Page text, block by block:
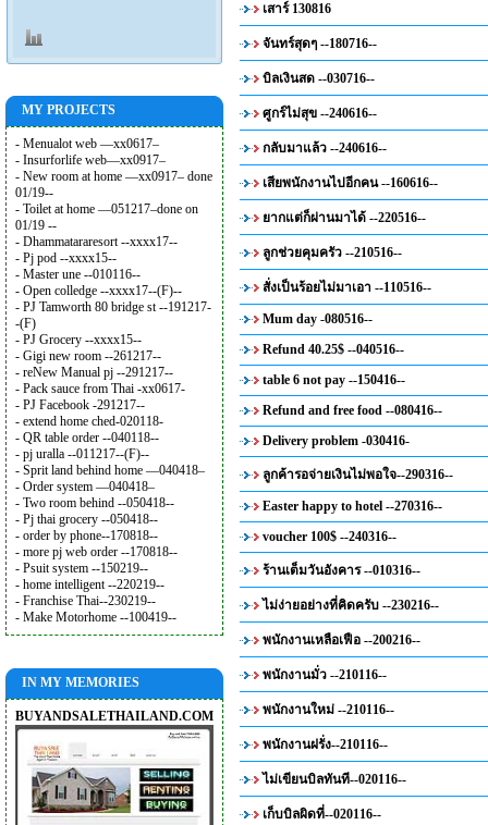
MY PROJECTS
- Menualot web —xx0617–
- Insurforlife web—xx0917–
- New room at home —xx0917– done
01/19--
- Toilet at home —051217–done on
01/19 --
- Dhammatararesort --xxxx17--
- Pj pod --xxxx15--
- Master une --010116--
- Open colledge --xxxx17--(F)--
- PJ Tamworth 80 bridge st --191217-
-(F)
- PJ Grocery --xxxx15--
- Gigi new room --261217--
- reNew Manual pj --291217--
- Pack sauce from Thai -xx0617-
- PJ Facebook -291217--
- extend home ched-020118-
- QR table order --040118--
- pj uralla --011217--(F)--
- Sprit land behind home —040418–
- Order system —040418–
- Two room behind --050418--
- Pj thai grocery --050418--
- order by phone--170818--
- more pj web order --170818--
- Psuit system --150219--
- home intelligent --220219--
- Franchise Thai--230219--
- Make Motorhome --100419--
IN MY MEMORIES
BUYANDSALETHAILAND.COM
เสาร์ 130816
จันทร์สุดๆ --180716--
บิลเงินสด --030716--
ศูกร์ไม่สุข --240616--
กลับมาแล้ว --240616--
เสียพนักงานไปอีกคน --160616--
ยากแต่ก็ผ่านมาได้ --220516--
ลูกช่วยคุมครัว --210516--
สั่งเป็นร้อยไม่มาเอา --110516--
Mum day -080516--
Refund 40.25$ --040516--
table 6 not pay --150416--
Refund and free food --080416--
Delivery problem -030416-
ลูกค้ารอจ่ายเงินไม่พอใจ--290316--
Easter happy to hotel --270316--
voucher 100$ --240316--
ร้านเต็มวันอังคาร --010316--
ไม่ง่ายอย่างที่คิดครับ --230216--
พนักงานเหลือเฟือ --200216--
พนักงานมั่ว --210116--
พนักงานใหม่ --210116--
พนักงานฝรั่ง--210116--
ไม่เขียนบิลทันที--020116--
เก็บบิลผิดที่--020116--